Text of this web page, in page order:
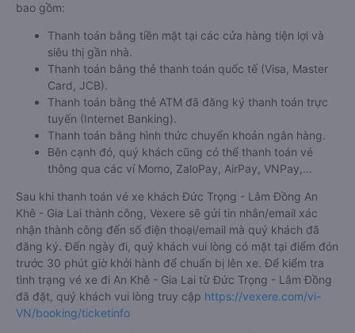
bao gồm:
Thanh toán bằng tiền mặt tại các cửa hàng tiện lợi và
siêu thị gần nhà.
Thanh toán bằng thẻ thanh toán quốc tế (Visa, Master
Card, JCB).
Thanh toán bằng thẻ ATM đã đăng ký thanh toán trực
tuyến (Internet Banking).
Thanh toán bằng hình thức chuyển khoản ngân hàng.
Bên cạnh đó, quý khách cũng có thể thanh toán vé
thông qua các ví Momo, ZaloPay, AirPay, VNPay,…
Sau khi thanh toán vé xe khách Đức Trọng - Lâm Đồng An
Khê - Gia Lai thành công, Vexere sẽ gửi tin nhắn/email xác
nhận thành công đến số điện thoại/email mà quý khách đã
đăng ký. Đến ngày đi, quý khách vui lòng có mặt tại điểm đón
trước 30 phút giờ khởi hành để chuẩn bị lên xe. Để kiểm tra
tình trạng vé xe đi An Khê - Gia Lai từ Đức Trọng - Lâm Đồng
đã đặt, quý khách vui lòng truy cập https://vexere.com/vi-
VN/booking/ticketinfo